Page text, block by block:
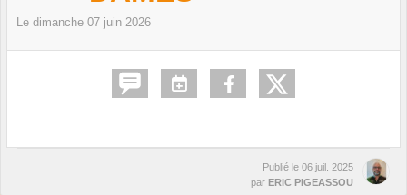
Le dimanche 07 juin 2026
Publié le 06 juil. 2025
par ERIC PIGEASSOU